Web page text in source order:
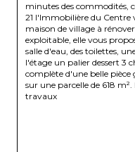
minutes des commodités,
21 l'Immobilière du
maison de village à
exploitable, elle vous
salle d'eau, des toilettes,
l'étage un palier dessert 3
complète d'une belle pièce
sur une parcelle de 618
travaux